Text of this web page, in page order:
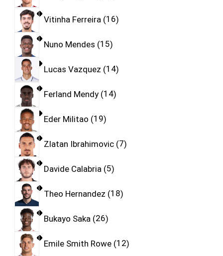
Vitinha Ferreira 16
Nuno Mendes 15
Lucas Vazquez 14
Ferland Mendy 14
Eder Militao 19
Zlatan Ibrahimovic 7
Davide Calabria 5
Theo Hernandez 18
Bukayo Saka 26
Emile Smith Rowe 12